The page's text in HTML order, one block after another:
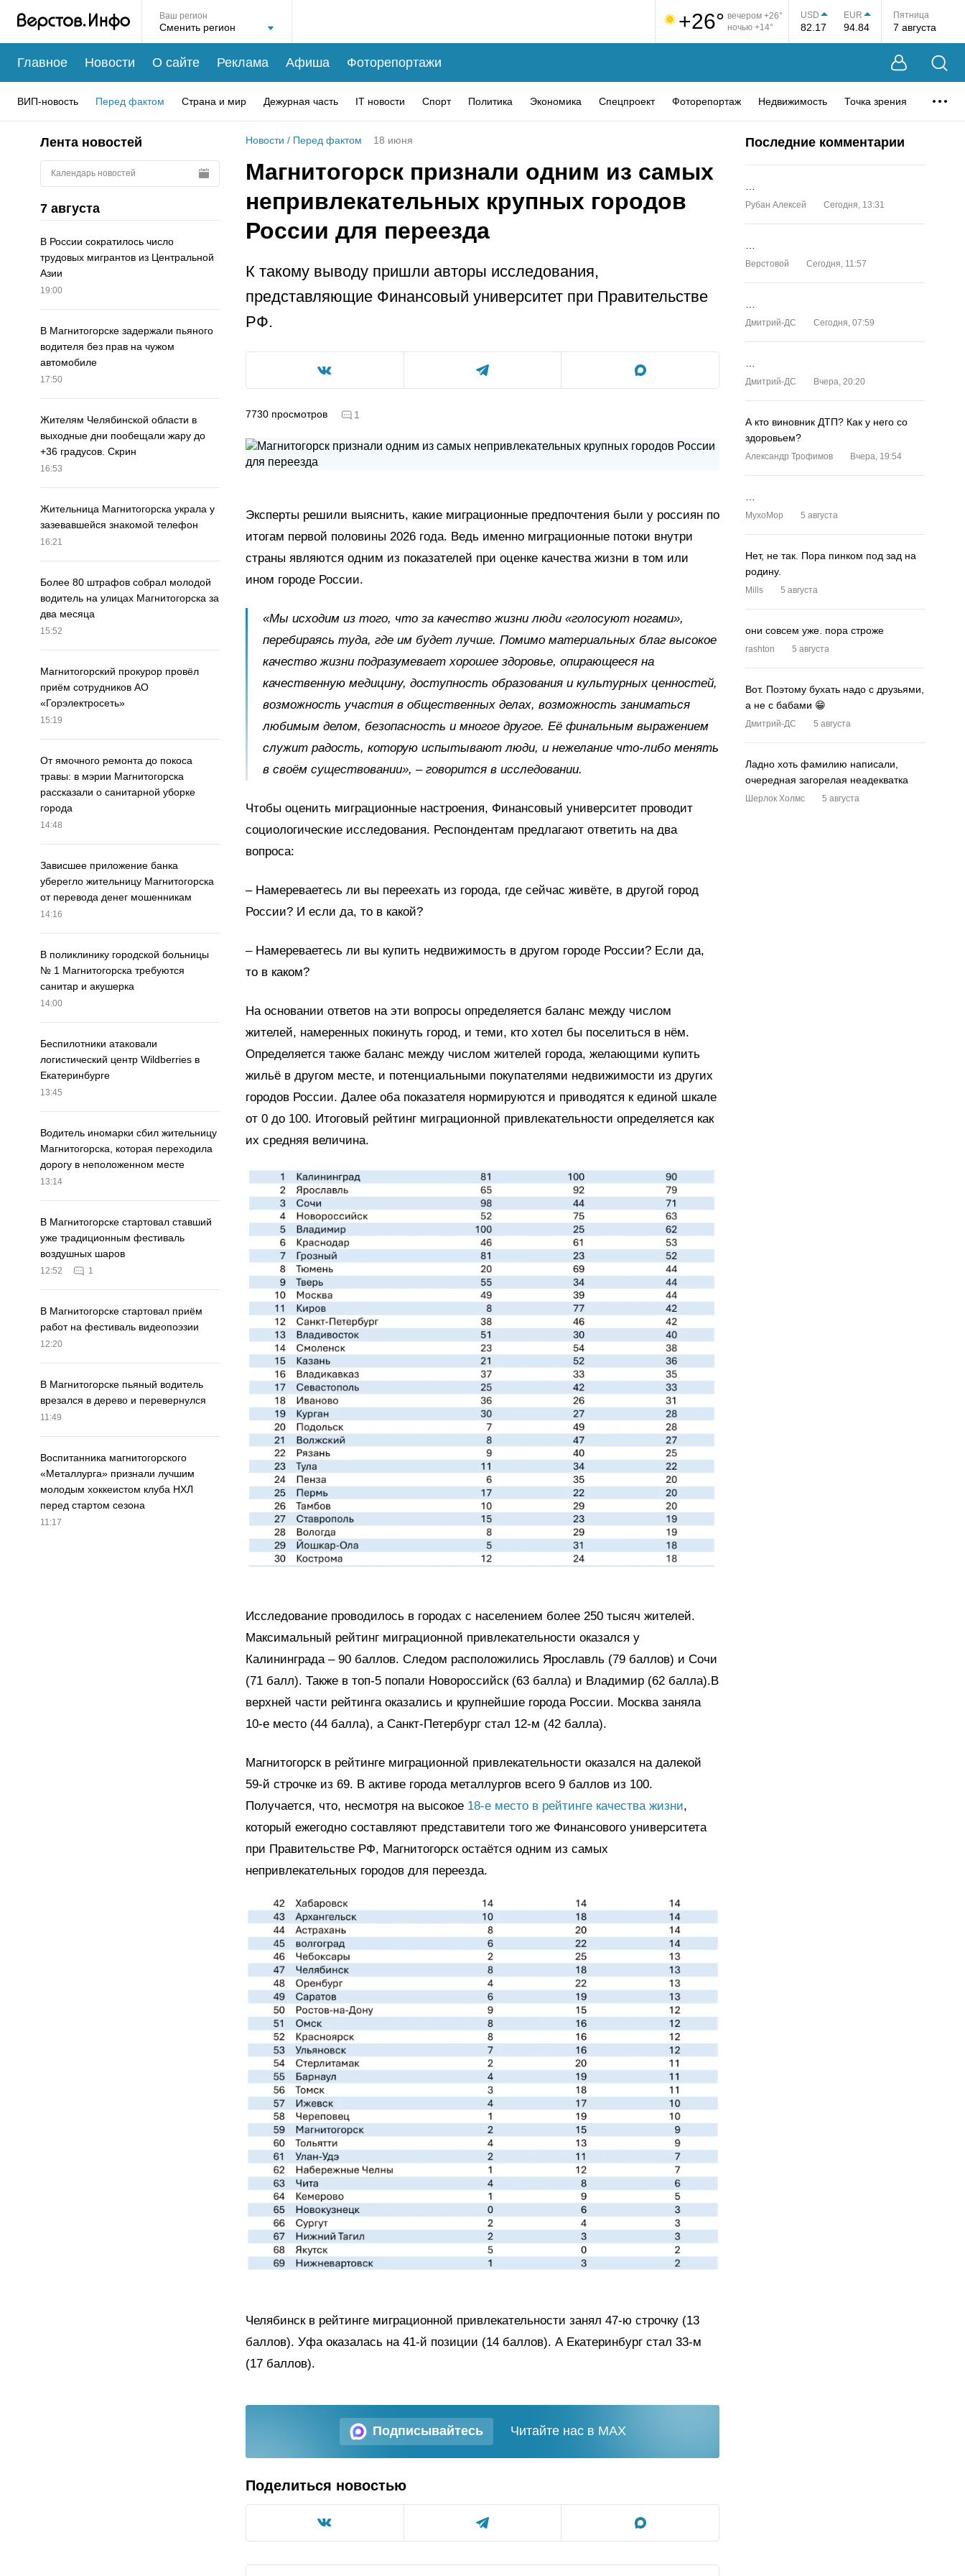
Ваш регион +26° вечером +26°
ночью +14°
USD
82.17
EUR
94.84
Пятница
7 августа
Главное Новости О сайте Реклама Афиша Фоторепортажи
ВИП-новость Перед фактом Страна и мир Дежурная часть IT новости Спорт Политика Экономика Спецпроект Фоторепортаж Недвижимость Точка зрения
Лента новостей
Календарь новостей
7 августа
В России сократилось число
трудовых мигрантов из Центральной
Азии
19:00
В Магнитогорске задержали пьяного
водителя без прав на чужом
автомобиле
17:50
Жителям Челябинской области в
выходные дни пообещали жару до
+36 градусов. Скрин
16:53
Жительница Магнитогорска украла у
зазевавшейся знакомой телефон
16:21
Более 80 штрафов собрал молодой
водитель на улицах Магнитогорска за
два месяца
15:52
Магнитогорский прокурор провёл
приём сотрудников АО
«Горэлектросеть»
15:19
От ямочного ремонта до покоса
травы: в мэрии Магнитогорска
рассказали о санитарной уборке
города
14:48
Зависшее приложение банка
уберегло жительницу Магнитогорска
от перевода денег мошенникам
14:16
В поликлинику городской больницы
№ 1 Магнитогорска требуются
санитар и акушерка
14:00
Беспилотники атаковали
логистический центр Wildberries в
Екатеринбурге
13:45
Водитель иномарки сбил жительницу
Магнитогорска, которая переходила
дорогу в неположенном месте
13:14
В Магнитогорске стартовал ставший
уже традиционным фестиваль
воздушных шаров
12:52 1
В Магнитогорске стартовал приём
работ на фестиваль видеопоэзии
12:20
В Магнитогорске пьяный водитель
врезался в дерево и перевернулся
11:49
Воспитанника магнитогорского
«Металлурга» признали лучшим
молодым хоккеистом клуба НХЛ
перед стартом сезона
11:17
Новости / Перед фактом 18 июня
Магнитогорск признали одним из самых
непривлекательных крупных городов
России для переезда
К такому выводу пришли авторы исследования,
представляющие Финансовый университет при Правительстве
РФ.
7730 просмотров 1
Эксперты решили выяснить, какие миграционные предпочтения были у россиян по
итогам первой половины 2026 года. Ведь именно миграционные потоки внутри
страны являются одним из показателей при оценке качества жизни в том или
ином городе России.
«Мы исходим из того, что за качество жизни люди «голосуют ногами»,
перебираясь туда, где им будет лучше. Помимо материальных благ высокое
качество жизни подразумевает хорошее здоровье, опирающееся на
качественную медицину, доступность образования и культурных ценностей,
возможность участия в общественных делах, возможность заниматься
любимым делом, безопасность и многое другое. Её финальным выражением
служит радость, которую испытывают люди, и нежелание что-либо менять
в своём существовании», – говорится в исследовании.
Чтобы оценить миграционные настроения, Финансовый университет проводит
социологические исследования. Респондентам предлагают ответить на два
вопроса:
– Намереваетесь ли вы переехать из города, где сейчас живёте, в другой город
России? И если да, то в какой?
– Намереваетесь ли вы купить недвижимость в другом городе России? Если да,
то в каком?
На основании ответов на эти вопросы определяется баланс между числом
жителей, намеренных покинуть город, и теми, кто хотел бы поселиться в нём.
Определяется также баланс между числом жителей города, желающими купить
жильё в другом месте, и потенциальными покупателями недвижимости из других
городов России. Далее оба показателя нормируются и приводятся к единой шкале
от 0 до 100. Итоговый рейтинг миграционной привлекательности определяется как
их средняя величина.
Исследование проводилось в городах с населением более 250 тысяч жителей.
Максимальный рейтинг миграционной привлекательности оказался у
Калининграда – 90 баллов. Следом расположились Ярославль (79 баллов) и Сочи
(71 балл). Также в топ-5 попали Новороссийск (63 балла) и Владимир (62 балла).В
верхней части рейтинга оказались и крупнейшие города России. Москва заняла
10-е место (44 балла), а Санкт-Петербург стал 12-м (42 балла).
Магнитогорск в рейтинге миграционной привлекательности оказался на далекой
59-й строчке из 69. В активе города металлургов всего 9 баллов из 100.
Получается, что, несмотря на высокое 18-е место в рейтинге качества жизни,
который ежегодно составляют представители того же Финансового университета
при Правительстве РФ, Магнитогорск остаётся одним из самых
непривлекательных городов для переезда.
Челябинск в рейтинге миграционной привлекательности занял 47-ю строчку (13
баллов). Уфа оказалась на 41-й позиции (14 баллов). А Екатеринбург стал 33-м
(17 баллов).
Подписывайтесь Читайте нас в MAX
Поделиться новостью
Последние комментарии
Рубан Алексей Сегодня, 13:31
Верстовой Сегодня, 11:57
Дмитрий-ДС Сегодня, 07:59
Дмитрий-ДС Вчера, 20:20
А кто виновник ДТП? Как у него со
здоровьем?
Александр Трофимов Вчера, 19:54
MyxoMop 5 августа
Нет, не так. Пора пинком под зад на
родину.
Mills 5 августа
они совсем уже. пора строже
rashton 5 августа
Вот. Поэтому бухать надо с друзьями,
а не с бабами 😁
Дмитрий-ДС 5 августа
Ладно хоть фамилию написали,
очередная загорелая неадекватка
Шерлок Холмс 5 августа